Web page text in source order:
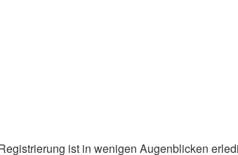
ist in wenigen Augenblicken